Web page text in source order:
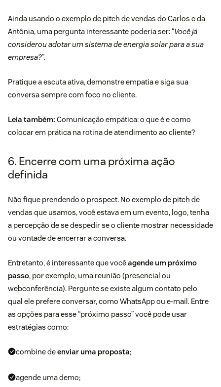
Ainda usando o exemplo de pitch de vendas do Carlos e da
Antônia, uma pergunta interessante poderia ser: “Você já
considerou adotar um sistema de energia solar para a sua
empresa?”.
Pratique aescuta ativa, demonstre empatia e siga sua
conversa sempre com foco no cliente.
Leia também: Comunicação empática: o que é e como
colocar em prática na rotina de atendimento ao cliente?
6. Encerre com uma próxima ação
definida
Não fique prendendo o prospect. No exemplo de pitch de
vendas que usamos, você estava em um evento, logo, tenha
a percepção de se despedir se o cliente mostrar necessidade
ou vontade de encerrar a conversa.
Entretanto, é interessante que vocêagende um próximo
passo, por exemplo, uma reunião (presencial ou
webconferência). Pergunte se existe algum contato pelo
qual ele prefere conversar, como WhatsApp ou e-mail. Entre
as opções para esse “próximo passo” você pode usar
estratégias como:
combine deenviar uma proposta;
agende uma demo;